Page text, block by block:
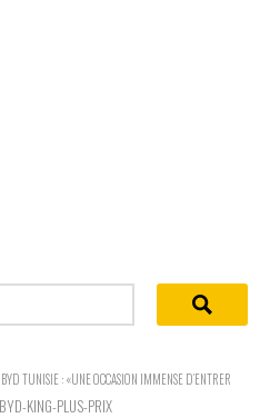
TUNISIE : «UNE OCCASION IMMENSE D’ENTRER
BYD-KING-PLUS-PRIX